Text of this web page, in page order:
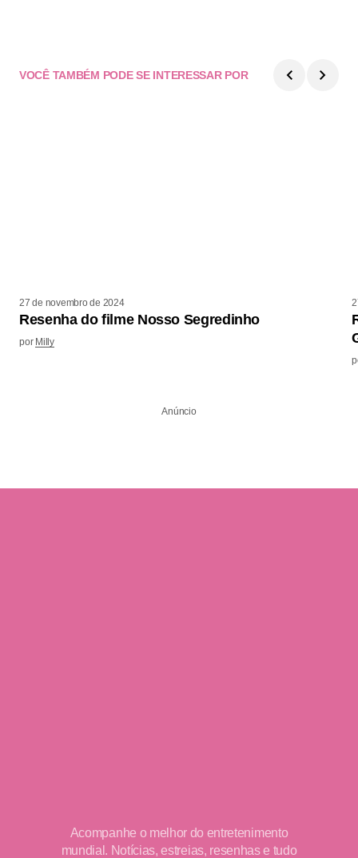
VOCÊ TAMBÉM PODE SE INTERESSAR POR
27 de novembro de 2024
Resenha do filme Nosso Segredinho
por Milly
Anúncio
Acompanhe o melhor do entretenimento
mundial. Notícias, estreias, resenhas e tudo